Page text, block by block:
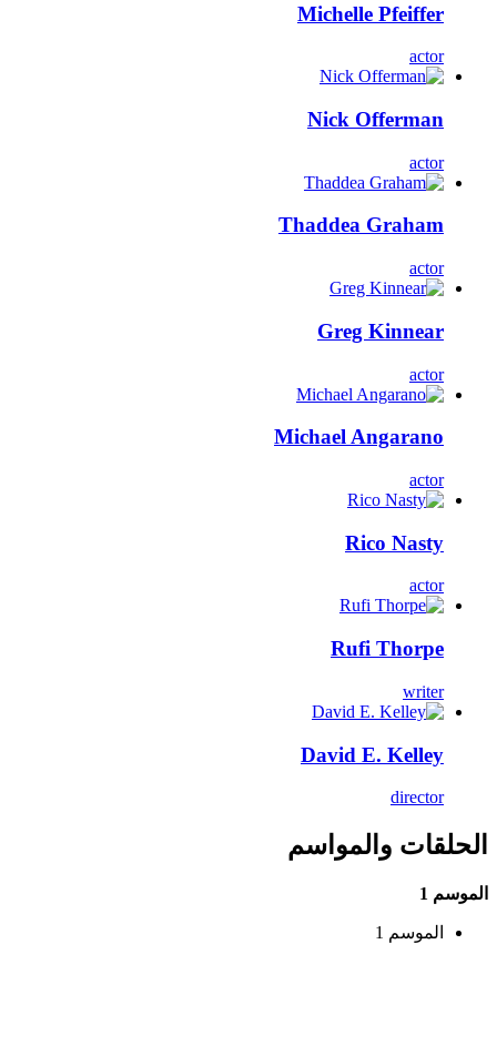
Michelle Pfeiffer
actor
Nick Offerman
actor
Thaddea Graham
actor
Greg Kinnear
actor
Michael Angarano
actor
Rico Nasty
actor
Rufi Thorpe
writer
David E. Kelley
director
الحلقات والمواسم
الموسم 1
الموسم 1